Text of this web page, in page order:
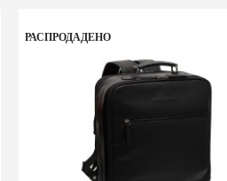
РАСПРОДАДЕНО